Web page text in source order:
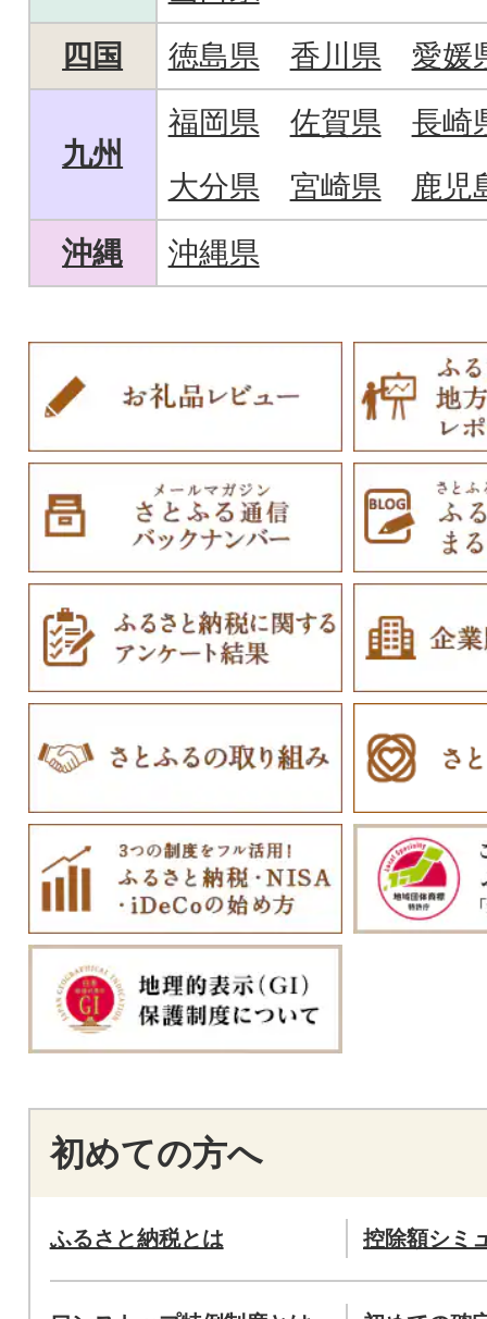
四国
徳島県 香川県 愛媛
九州
福岡県 佐賀県
長崎
大分県
宮崎県
鹿児
沖縄
沖縄県
初めての方へ
ふるさと納税とは 控除額シミ